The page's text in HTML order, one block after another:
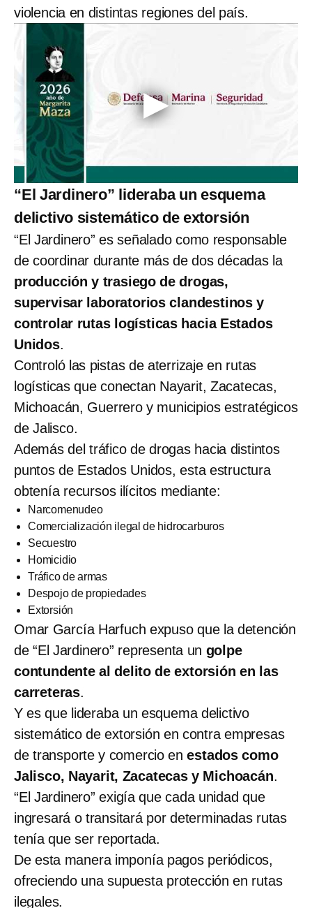
violencia en distintas regiones del país.
“El Jardinero” lideraba un esquema
delictivo sistemático de extorsión
“El Jardinero” es señalado como responsable
de coordinar durante más de dos décadas la
producción y trasiego de drogas,
supervisar laboratorios clandestinos y
controlar rutas logísticas hacia Estados
Unidos.
Controló las pistas de aterrizaje en rutas
logísticas que conectan Nayarit, Zacatecas,
Michoacán, Guerrero y municipios estratégicos
de Jalisco.
Además del tráfico de drogas hacia distintos
puntos de Estados Unidos, esta estructura
obtenía recursos ilícitos mediante:
Narcomenudeo
Comercialización ilegal de hidrocarburos
Secuestro
Homicidio
Tráfico de armas
Despojo de propiedades
Extorsión
Omar García Harfuch expuso que la detención
de “El Jardinero” representa un golpe
contundente al delito de extorsión en las
carreteras.
Y es que lideraba un esquema delictivo
sistemático de extorsión en contra empresas
de transporte y comercio enestados como
Jalisco, Nayarit, Zacatecas y Michoacán.
“El Jardinero” exigía que cada unidad que
ingresará o transitará por determinadas rutas
tenía que ser reportada.
De esta manera imponía pagos periódicos,
ofreciendo una supuesta protección en rutas
ilegales.